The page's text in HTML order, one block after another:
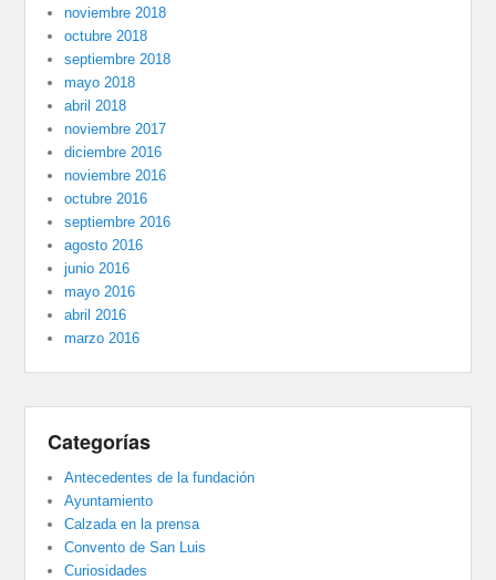
noviembre 2018
octubre 2018
septiembre 2018
mayo 2018
abril 2018
noviembre 2017
diciembre 2016
noviembre 2016
octubre 2016
septiembre 2016
agosto 2016
junio 2016
mayo 2016
abril 2016
marzo 2016
Categorías
Antecedentes de la fundación
Ayuntamiento
Calzada en la prensa
Convento de San Luis
Curiosidades